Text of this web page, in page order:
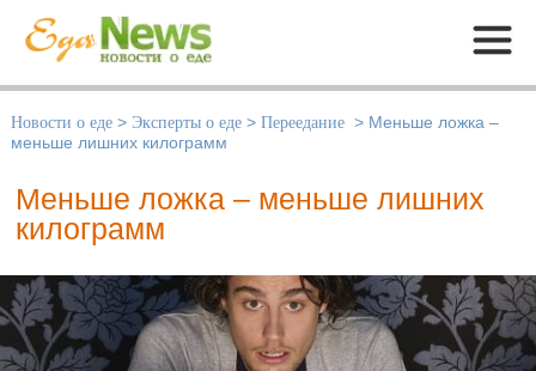
Меню
Новости о еде > Эксперты о еде > Переедание > Меньше ложка –
меньше лишних килограмм
Меньше ложка – меньше лишних
килограмм